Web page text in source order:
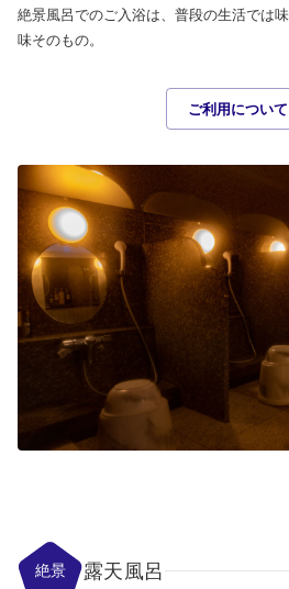
絶景風呂でのご入浴は、普段の生活では
味そのもの。
ご利用について
絶景 露天風呂